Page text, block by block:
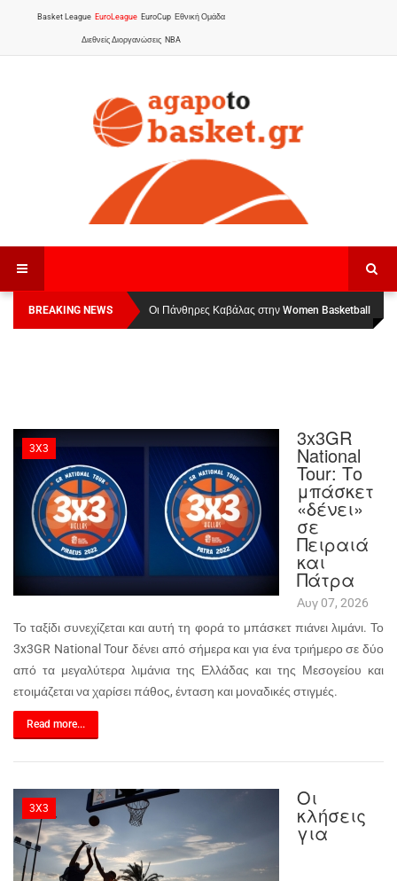
Basket League EuroLeague EuroCup Εθνική Ομάδα
Διεθνείς Διοργανώσεις NBA
BREAKING NEWS
Οι Πάνθηρες Καβάλας στην Women Basketball
League 1
Αναχώρησε για τα Γιάννενα η Εθνική Γυναικών
3X3 3x3GR
National
Tour: Το
μπάσκετ
«δένει»
σε
Πειραιά
και
Πάτρα
Αυγ 07, 2026
Το ταξίδι συνεχίζεται και αυτή τη φορά το μπάσκετ πιάνει λιμάνι. Το
3x3GR National Tour δένει από σήμερα και για ένα τριήμερο σε δύο
από τα μεγαλύτερα λιμάνια της Ελλάδας και της Μεσογείου και
ετοιμάζεται να χαρίσει πάθος, ένταση και μοναδικές στιγμές.
Read more...
3X3 Οι
κλήσεις
για